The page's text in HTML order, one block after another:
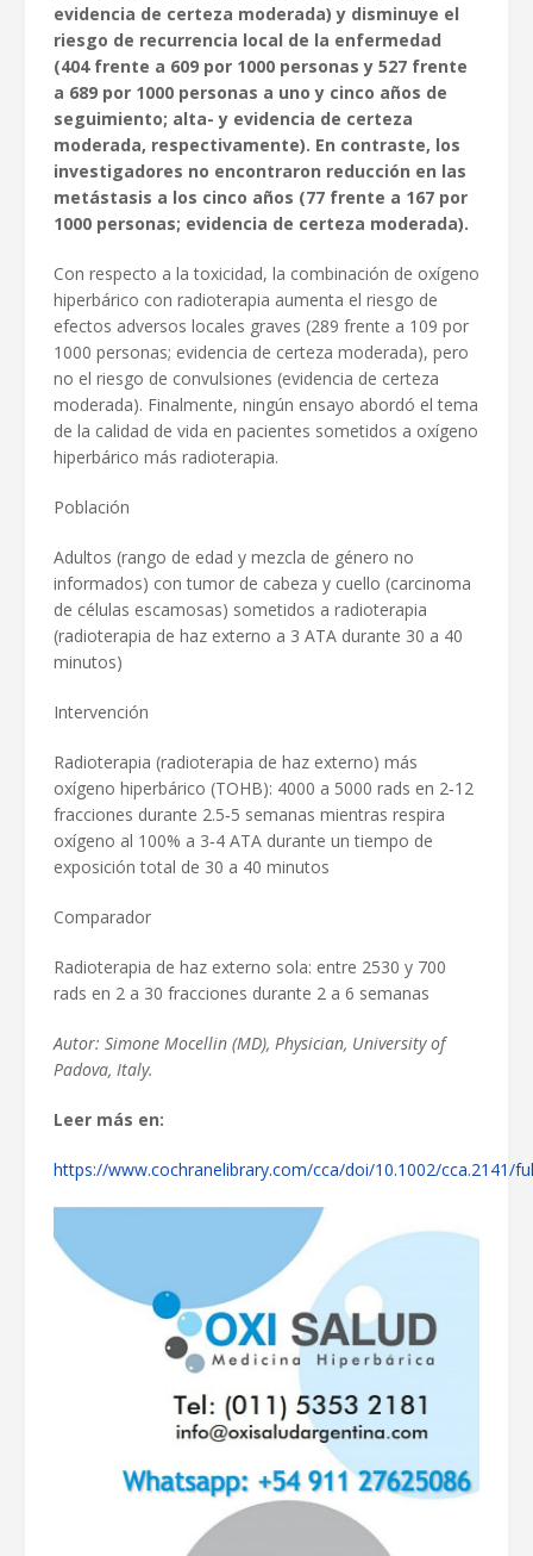
evidencia de certeza moderada) y disminuye el
riesgo de recurrencia local de la enfermedad
(404 frente a 609 por 1000 personas y 527 frente
a 689 por 1000 personas a uno y cinco años de
seguimiento; alta- y evidencia de certeza
moderada, respectivamente). En contraste, los
investigadores no encontraron reducción en las
metástasis a los cinco años (77 frente a 167 por
1000 personas; evidencia de certeza moderada).
Con respecto a la toxicidad, la combinación de oxígeno
hiperbárico con radioterapia aumenta el riesgo de
efectos adversos locales graves (289 frente a 109 por
1000 personas; evidencia de certeza moderada), pero
no el riesgo de convulsiones (evidencia de certeza
moderada). Finalmente, ningún ensayo abordó el tema
de la calidad de vida en pacientes sometidos a oxígeno
hiperbárico más radioterapia.
Población
Adultos (rango de edad y mezcla de género no
informados) con tumor de cabeza y cuello (carcinoma
de células escamosas) sometidos a radioterapia
(radioterapia de haz externo a 3 ATA durante 30 a 40
minutos)
Intervención
Radioterapia (radioterapia de haz externo) más
oxígeno hiperbárico (TOHB): 4000 a 5000 rads en 2‐12
fracciones durante 2.5‐5 semanas mientras respira
oxígeno al 100% a 3‐4 ATA durante un tiempo de
exposición total de 30 a 40 minutos
Comparador
Radioterapia de haz externo sola: entre 2530 y 700
rads en 2 a 30 fracciones durante 2 a 6 semanas
Autor: Simone Mocellin (MD), Physician, University of
Padova, Italy.
Leer más en:
https://www.cochranelibrary.com/cca/doi/10.1002/cca.2141/